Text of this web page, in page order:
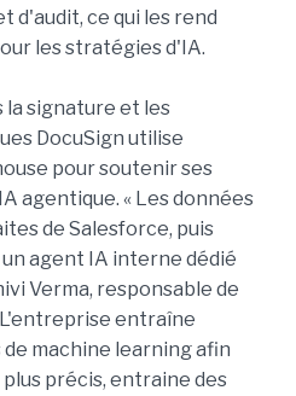
d'audit, ce qui les rend
les stratégies d'IA.
la signature et les
DocuSign utilise
pour soutenir ses
agentique. « Les données
de Salesforce, puis
agent IA interne dédié
Verma, responsable de
entraîne
machine learning afin
précis, entraine des